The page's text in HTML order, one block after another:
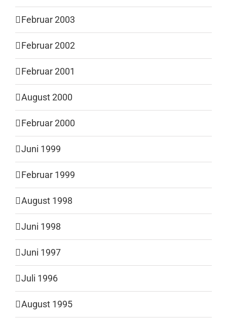
Februar 2003
Februar 2002
Februar 2001
August 2000
Februar 2000
Juni 1999
Februar 1999
August 1998
Juni 1998
Juni 1997
Juli 1996
August 1995